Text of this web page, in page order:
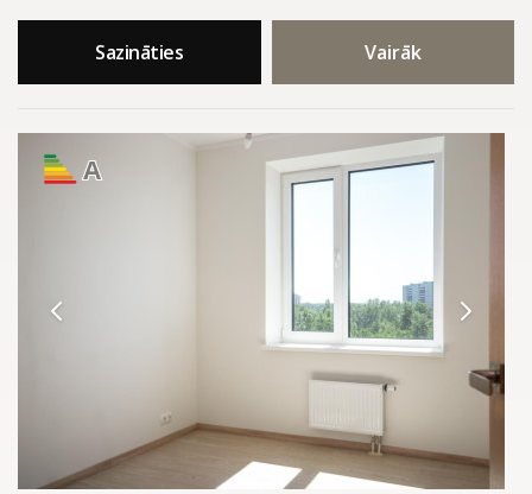
Sazināties Vairāk
A